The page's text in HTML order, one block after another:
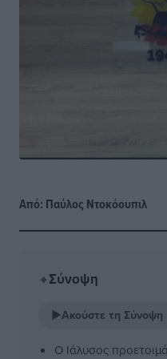
Από: Παύλος Nτοκόουπιλ
✦Σύνοψη
▶Ακούστε τη Σύνοψη
Ο Ιάλυσος